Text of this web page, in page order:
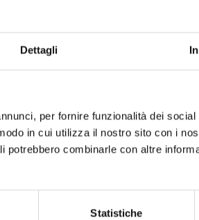
Dettagli
per fornire funzionalità dei
in cui utilizza il nostro sito con i
combinarle con altre
Statistiche